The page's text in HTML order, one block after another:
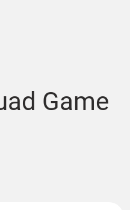
Game